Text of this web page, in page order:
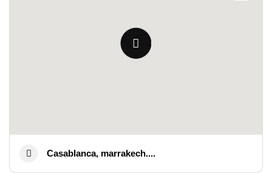
Casablanca, marrakech....